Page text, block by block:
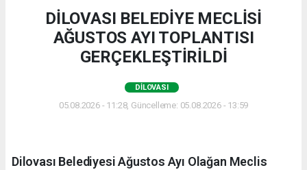
DİLOVASI BELEDİYE MECLİSİ
AĞUSTOS AYI TOPLANTISI
GERÇEKLEŞTİRİLDİ
DILOVASI
05.08.2026 - 11:28, Güncelleme: 05.08.2026 - 13:59
Dilovası Belediyesi Ağustos Ayı Olağan Meclis